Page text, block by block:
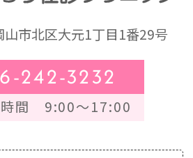
市北区大元1丁目1番29号
242-3232
時間 9:00～17:00